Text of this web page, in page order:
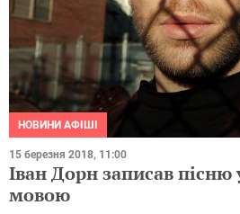
НОВИНИ АФІШІ
Іван Дорн записав пісню
мовою